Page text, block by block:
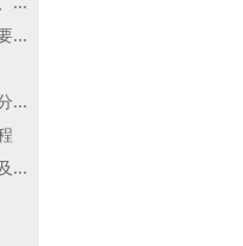
上海注册公司，外资公司注册要点！
上海注册公司，合伙公司注册分析！
上海拍卖经营许可证申请流程及材料